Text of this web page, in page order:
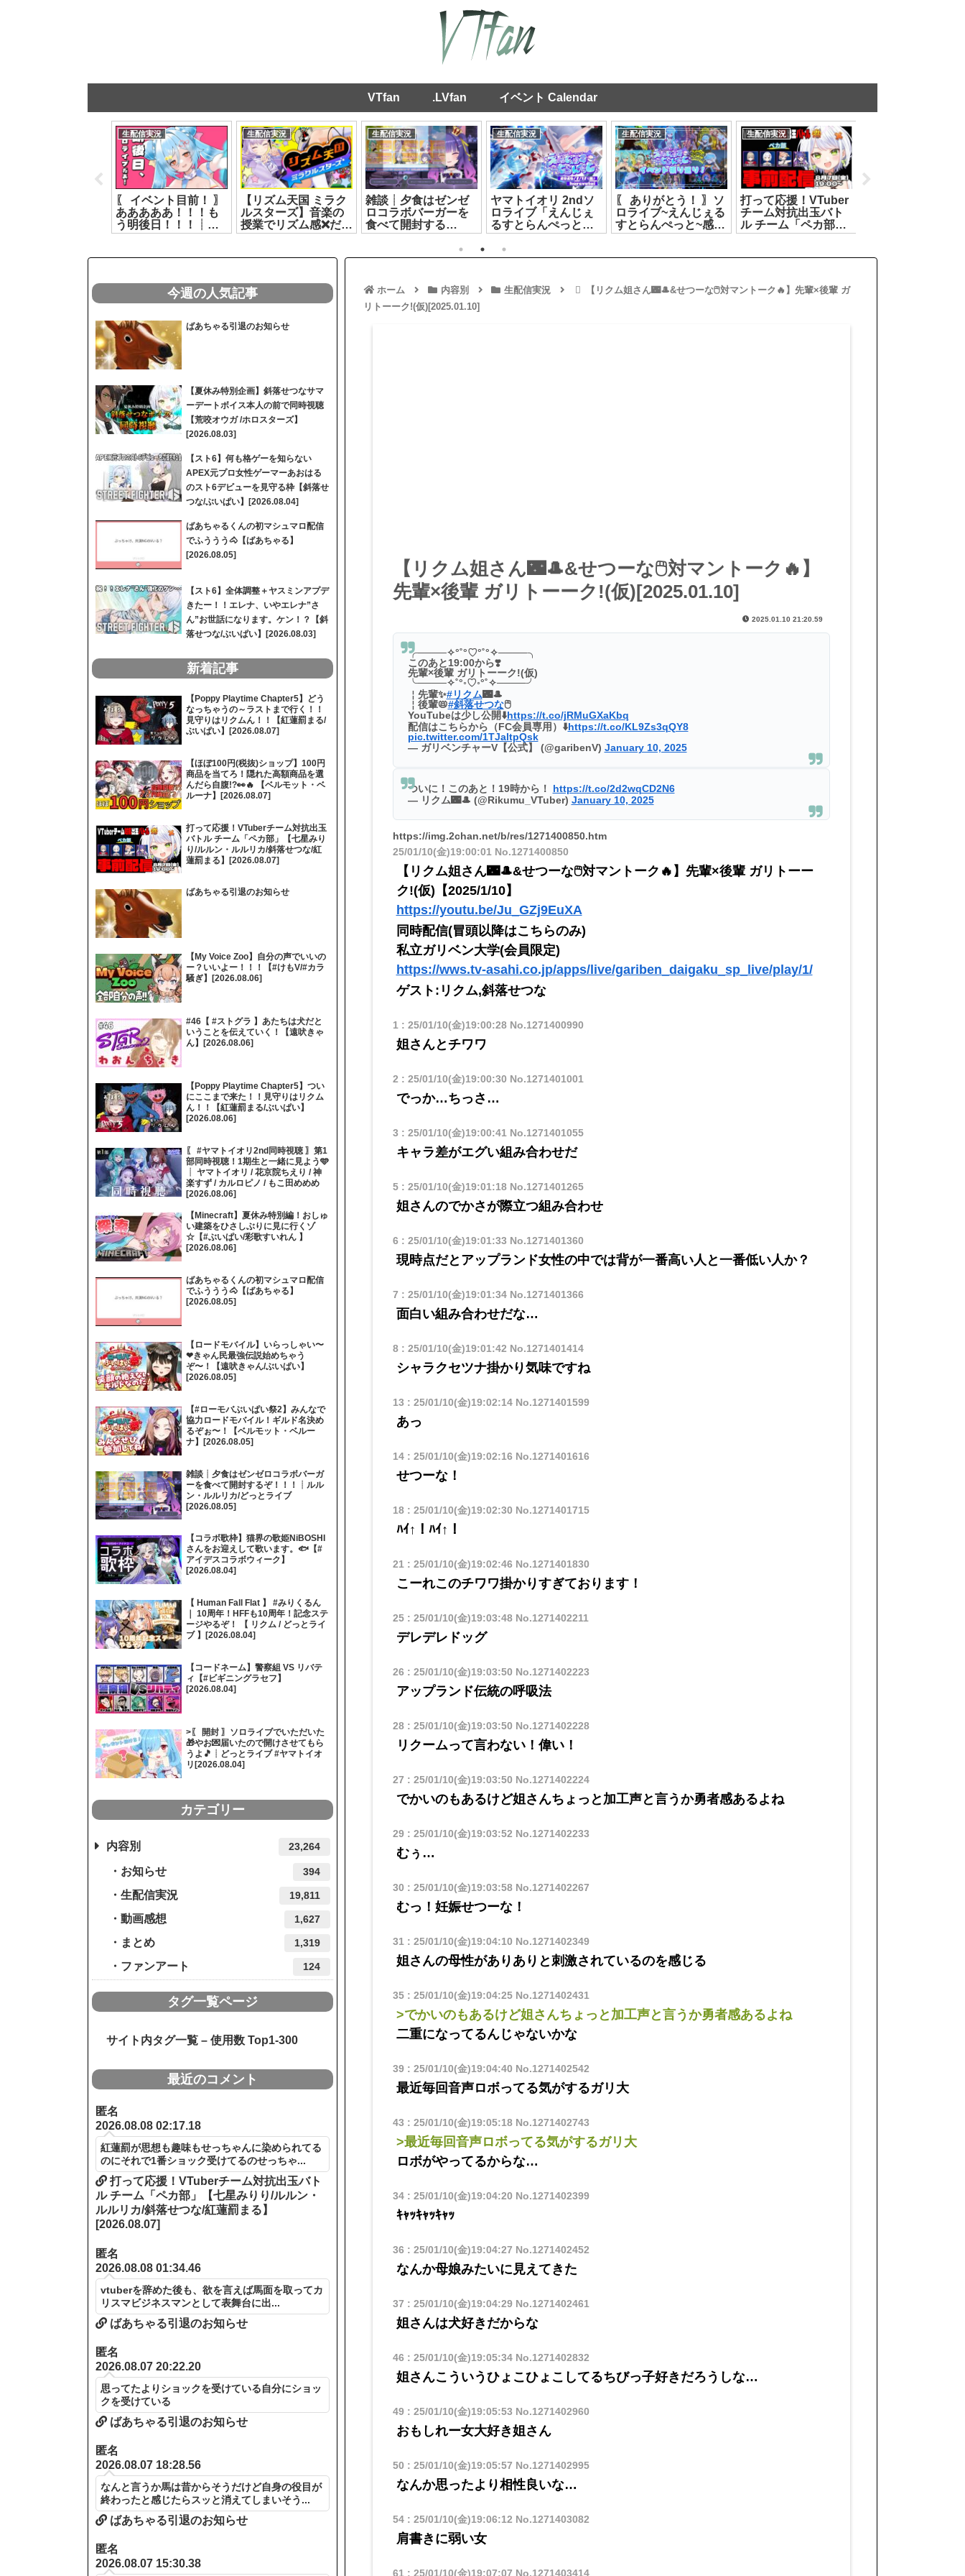
VTfan .LVfan イベント Calendar
生配信実況
〖 イベント目前！ 〗
あああああ！！！も
う明後日！！！┊ど
っとライブ #ヤマト
生配信実況
【リズム天国 ミラク
ルスターズ】音楽の
授業でリズム感❌️だっ
たけどいけらぁ⁉️【カ
[2026.07.11]
生配信実況
雑談┊夕食はゼンゼ
ロコラボバーガーを
食べて開封する
ぞ！！！┊ルルン・
ルルリカ/どっとライ
ブ[2026.08.05]
生配信実況
ヤマトイオリ 2ndソ
ロライブ「えんじぇ
るすとらんぺっと」
第2部[2026.07.17]
生配信実況
〖 ありがとう！ 〗ソ
ロライブ~えんじぇる
すとらんぺっと~感想
戦┊どっとライブ #
[2026.07.19]
生配信実況
打って応援！VTuber
チーム対抗出玉バト
ル チーム「ペカ部」
【七星みりり/ルル
つな/紅蓮罰まる】
ホーム 内容別 生配信実況
【リクム姐さん🌃🎩&せつーな🖱️対マントーク🔥】先輩×後輩 ガ
リトーーク!(仮)[2025.01.10]
【リクム姐さん🌃🎩&せつーな🖱️対マントーク🔥】
先輩×後輩 ガリトーーク!(仮)[2025.01.10]
2025.01.10 21:20.59
╭────✧°˚°♡°˚°✧────╮
このあと19:00から❣️
先輩×後輩 ガリトーーク!(仮)
╰────✧˚°◦♡◦°˚✧────╯
￤先輩✨#リクム🌃🎩
￤後輩📛#斜落せつな🖱️
YouTubeは少し公開⬇️https://t.co/jRMuGXaKbq
配信はこちらから（FC会員専用）⬇️https://t.co/KL9Zs3qQY8
pic.twitter.com/1TJaltpQsk
— ガリベンチャーV【公式】 (@garibenV) January 10, 2025
ついに！このあと！19時から！ https://t.co/2d2wqCD2N6
— リクム🌃🎩 (@Rikumu_VTuber) January 10, 2025
https://img.2chan.net/b/res/1271400850.htm
25/01/10(金)19:00:01No.1271400850
【リクム姐さん🌃🎩&せつーな🖱️対マントーク🔥】先輩×後輩 ガリトーー
ク!(仮)【2025/1/10】
https://youtu.be/Ju_GZj9EuXA
同時配信(冒頭以降はこちらのみ)
私立ガリベン大学(会員限定)
https://wws.tv-asahi.co.jp/apps/live/gariben_daigaku_sp_live/play/1/
ゲスト:リクム,斜落せつな
1 : 25/01/10(金)19:00:28No.1271400990
姐さんとチワワ
2 : 25/01/10(金)19:00:30 No.1271401001
でっか…ちっさ…
3 : 25/01/10(金)19:00:41 No.1271401055
キャラ差がエグい組み合わせだ
5: 25/01/10(金)19:01:18No.1271401265
姐さんのでかさが際立つ組み合わせ
6 : 25/01/10(金)19:01:33 No.1271401360
現時点だとアップランド女性の中では背が一番高い人と一番低い人か？
7 : 25/01/10(金)19:01:34No.1271401366
面白い組み合わせだな…
8: 25/01/10(金)19:01:42 No.1271401414
シャラクセツナ掛かり気味ですね
13 : 25/01/10(金)19:02:14No.1271401599
あっ
14: 25/01/10(金)19:02:16 No.1271401616
せつーな！
18: 25/01/10(金)19:02:30 No.1271401715
ﾊｲ↑！ﾊｲ↑！
21 : 25/01/10(金)19:02:46 No.1271401830
こーれこのチワワ掛かりすぎております！
25: 25/01/10(金)19:03:48No.1271402211
デレデレドッグ
26 : 25/01/10(金)19:03:50 No.1271402223
アップランド伝統の呼吸法
28: 25/01/10(金)19:03:50 No.1271402228
リクームって言わない！偉い！
27 : 25/01/10(金)19:03:50 No.1271402224
でかいのもあるけど姐さんちょっと加工声と言うか勇者感あるよね
29: 25/01/10(金)19:03:52 No.1271402233
むぅ…
30 : 25/01/10(金)19:03:58No.1271402267
むっ！妊娠せつーな！
31 : 25/01/10(金)19:04:10 No.1271402349
姐さんの母性がありありと刺激されているのを感じる
35: 25/01/10(金)19:04:25No.1271402431
>でかいのもあるけど姐さんちょっと加工声と言うか勇者感あるよね
二重になってるんじゃないかな
39: 25/01/10(金)19:04:40 No.1271402542
最近毎回音声ロボってる気がするガリ大
43 : 25/01/10(金)19:05:18No.1271402743
>最近毎回音声ロボってる気がするガリ大
ロボがやってるからな…
34: 25/01/10(金)19:04:20 No.1271402399
ｷｬｯｷｬｯｷｬｯ
36 : 25/01/10(金)19:04:27 No.1271402452
なんか母娘みたいに見えてきた
37 : 25/01/10(金)19:04:29No.1271402461
姐さんは犬好きだからな
46 : 25/01/10(金)19:05:34No.1271402832
姐さんこういうひょこひょこしてるちびっ子好きだろうしな…
49: 25/01/10(金)19:05:53 No.1271402960
おもしれー女大好き姐さん
50 : 25/01/10(金)19:05:57 No.1271402995
なんか思ったより相性良いな…
54: 25/01/10(金)19:06:12 No.1271403082
肩書きに弱い女
61 : 25/01/10(金)19:07:07 No.1271403414
今週の人気記事
ばあちゃる引退のお知らせ
【夏休み特別企画】斜落せつなサマ
ーデートボイス本人の前で同時視聴
【荒咬オウガ /ホロスターズ】
[2026.08.03]
【スト6】何も格ゲーを知らない
APEX元プロ女性ゲーマーあおはる
のスト6デビューを見守る枠【斜落せ
つな/ぶいぱい】[2026.08.04]
ばあちゃるくんの初マシュマロ配信
でふううう🐴【ばあちゃる】
[2026.08.05]
【スト6】全体調整＋ヤスミンアプデ
きたー！！エレナ、いやエレナ”さ
ん”お世話になります。ケン！？【斜
落せつな/ぶいぱい】[2026.08.03]
新着記事
【Poppy Playtime Chapter5】どう
なっちゃうの～ラストまで行く！！
見守りはリクムん！！【紅蓮罰まる/
ぶいぱい】[2026.08.07]
【ほぼ100円(税抜)ショップ】100円
商品を当てろ！隠れた高額商品を選
んだら自腹!?👀🔥 【ベルモット・ベ
ルーナ】[2026.08.07]
打って応援！VTuberチーム対抗出玉
バトル チーム「ペカ部」【七星みり
り/ルルン・ルルリカ/斜落せつな/紅
蓮罰まる】[2026.08.07]
ばあちゃる引退のお知らせ
【My Voice Zoo】自分の声でいいの
ー？いいよー！！！【#けもV/#カラ
騒ぎ】[2026.08.06]
#46【 #ストグラ 】あたちは犬だと
いうことを伝えていく！【遠吠きゃ
ん】[2026.08.06]
【Poppy Playtime Chapter5】つい
にここまで来た！！見守りはリクム
ん！！【紅蓮罰まる/ぶいぱい】
[2026.08.06]
〖 #ヤマトイオリ2nd同時視聴 〗第1
部同時視聴！1期生と一緒に見よう🩵
┊ ヤマトイオリ / 花京院ちえり / 神
楽すず / カルロピノ / もこ田めめめ
[2026.08.06]
【Minecraft】夏休み特別編！おしゅ
い建築をひさしぶりに見に行くゾ
☆【#ぶいぱい/彩歌すいれん 】
[2026.08.06]
ばあちゃるくんの初マシュマロ配信
でふううう🐴【ばあちゃる】
[2026.08.05]
【ロードモバイル】いらっしゃい〜
❤きゃん民最強伝説始めちゃう
ぞ〜！【遠吠きゃん/ぶいぱい】
[2026.08.05]
【#ローモバぶいぱい祭2】みんなで
協力ロードモバイル！ギルド名決め
るぞぉ〜！【ベルモット・ベルー
ナ】[2026.08.05]
雑談┊夕食はゼンゼロコラボバーガ
ーを食べて開封するぞ！！！┊ルル
ン・ルルリカ/どっとライブ
[2026.08.05]
【コラボ歌枠】猫界の歌姫NiBOSHI
さんをお迎えして歌います。🐟【#
アイデスコラボウィーク】
[2026.08.04]
【 Human Fall Flat 】 #みりくるん
｜ 10周年！HFFも10周年！記念ステ
ージやるぞ！ 【 リクム / どっとライ
ブ 】[2026.08.04]
【コードネーム】警察組 VS リバテ
ィ【#ビギニングラセフ】
[2026.08.04]
>〖 開封 〗ソロライブでいただいた
🎁やお💌届いたので開けさせてもら
うよ🎵┊どっとライブ #ヤマトイオ
リ[2026.08.04]
カテゴリー
内容別 23,264
お知らせ 394
生配信実況 19,811
動画感想 1,627
まとめ 1,319
ファンアート 124
タグ一覧ページ
サイト内タグ一覧 – 使用数 Top1-300
最近のコメント
匿名
2026.08.08 02:17.18
紅蓮罰が思想も趣味もせっちゃんに染められてる
のにそれで1番ショック受けてるのせっちゃ...
打って応援！VTuberチーム対抗出玉バト
ル チーム「ペカ部」【七星みりり/ルルン・
ルルリカ/斜落せつな/紅蓮罰まる】
[2026.08.07]
匿名
2026.08.08 01:34.46
vtuberを辞めた後も、欲を言えば馬面を取ってカ
リスマビジネスマンとして表舞台に出...
ばあちゃる引退のお知らせ
匿名
2026.08.07 20:22.20
思ってたよりショックを受けている自分にショッ
クを受けている
ばあちゃる引退のお知らせ
匿名
2026.08.07 18:28.56
なんと言うか馬は昔からそうだけど自身の役目が
終わったと感じたらスッと消えてしまいそう...
ばあちゃる引退のお知らせ
匿名
2026.08.07 15:30.38